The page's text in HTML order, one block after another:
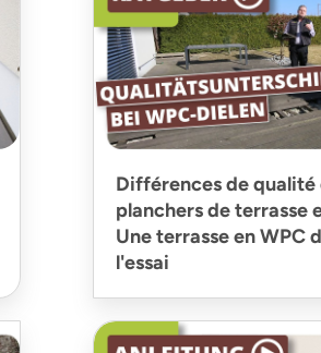
Différences de qualité
planchers de terrasse
Une terrasse en WPC
l'essai